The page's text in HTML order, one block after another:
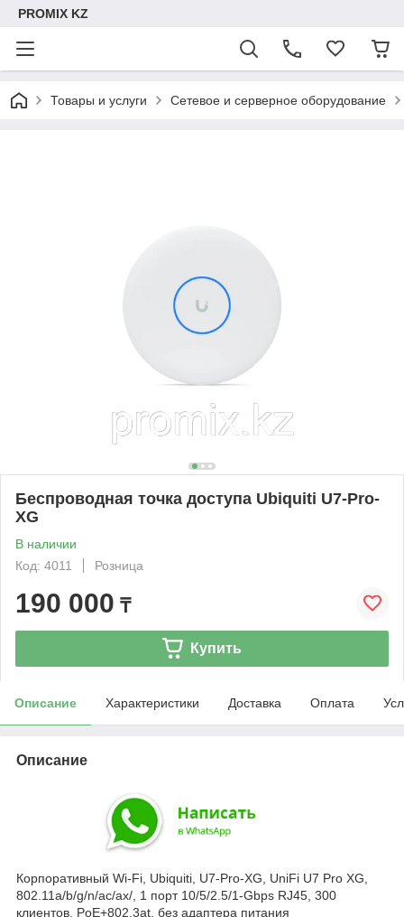
PROMIX KZ
Товары и услуги Сетевое и серверное оборудование
Беспроводная точка доступа Ubiquiti U7-Pro-
XG
В наличии
Код: 4011
Розница
190 000 ₸
Купить
Описание Характеристики Доставка Оплата
Описание
Корпоративный Wi-Fi, Ubiquiti, U7-Pro-XG, UniFi U7 Pro XG,
802.11a/b/g/n/ac/ax/, 1 порт 10/5/2.5/1-Gbps RJ45, 300
клиентов, PoE+802.3at, без адаптера питания